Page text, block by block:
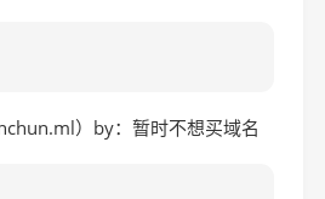
）by：暂时不想买域名